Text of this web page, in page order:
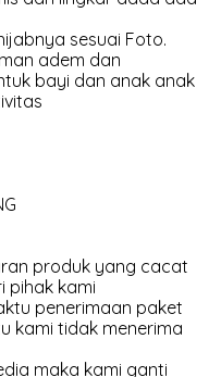
sesuai Foto.
adem dan
bayi dan anak anak
produk yang cacat
pihak kami
penerimaan paket
kami tidak menerima
maka kami ganti